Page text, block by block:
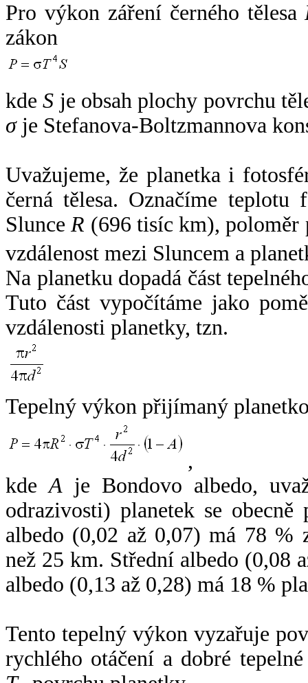
Pro výkon záření černého tělesa
zákon
kdeS je obsah plochy povrchu
σje Stefanova-Boltzmannova
Uvažujeme, že planetka i
černá tělesa. Označíme
SlunceR (696 tisíc km),
vzdálenost mezi Sluncem a
Na planetku dopadá část
Tuto část vypočítáme jako
vzdálenosti planetky, tzn.
Tepelný výkon přijímaný
,
kdeA je Bondovo albedo,
odrazivosti) planetek se
albedo (0,02 až 0,07) má 78 %
než 25 km. Střední albedo (0,08
albedo (0,13 až 0,28) má 18 %
Tento tepelný výkon vyzařuje
rychlého otáčení a dobré